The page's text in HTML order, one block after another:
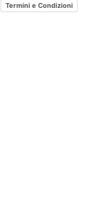
Termini e Condizioni